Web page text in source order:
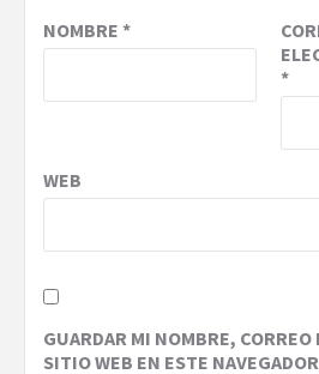
NOMBRE *
*
WEB
GUARDAR MI NOMBRE, CORREO
SITIO WEB EN ESTE